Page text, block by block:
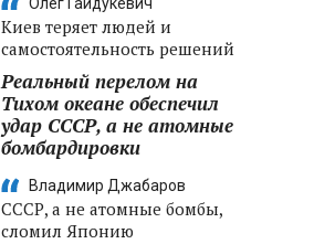
Киев теряет людей и
самостоятельность решений
Реальный перелом на
Тихом океане обеспечил
удар СССР, а не атомные
бомбардировки
Владимир Джабаров
СССР, а не атомные бомбы,
сломил Японию